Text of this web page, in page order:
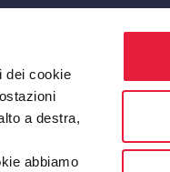
dei cookie
a destra,
abbiamo